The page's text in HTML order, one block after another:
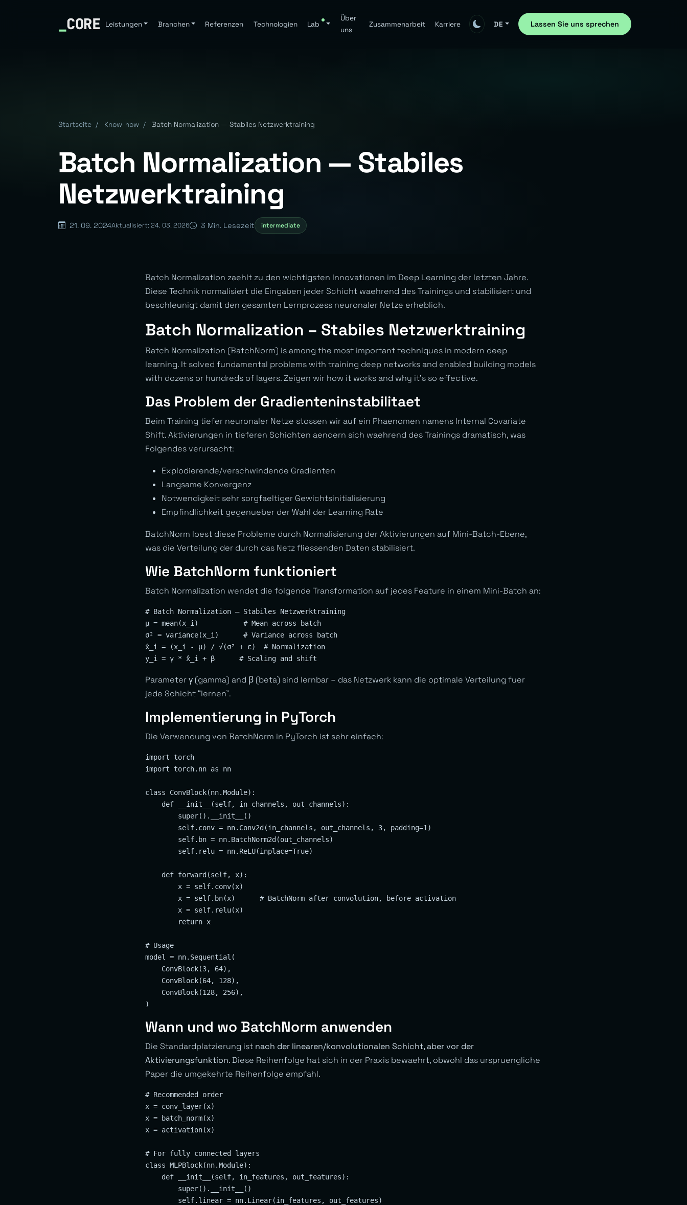
_CORE Leistungen Branchen Referenzen Technologien Lab
Über
uns
Zusammenarbeit Karriere DE Lassen Sie uns sprechen
Startseite / Know-how / Batch Normalization — Stabiles Netzwerktraining
Batch Normalization — Stabiles
Netzwerktraining
21. 09. 2024Aktualisiert: 24. 03. 2026 3 Min. Lesezeit intermediate
Batch Normalization zaehlt zu den wichtigsten Innovationen im Deep Learning der letzten Jahre.
Diese Technik normalisiert die Eingaben jeder Schicht waehrend des Trainings und stabilisiert und
beschleunigt damit den gesamten Lernprozess neuronaler Netze erheblich.
Batch Normalization – Stabiles Netzwerktraining
Batch Normalization (BatchNorm) is among the most important techniques in modern deep
learning. It solved fundamental problems with training deep networks and enabled building models
with dozens or hundreds of layers. Zeigen wir how it works and why it’s so effective.
Das Problem der Gradienteninstabilitaet
Beim Training tiefer neuronaler Netze stossen wir auf ein Phaenomen namens Internal Covariate
Shift. Aktivierungen in tieferen Schichten aendern sich waehrend des Trainings dramatisch, was
Folgendes verursacht:
Explodierende/verschwindende Gradienten
Langsame Konvergenz
Notwendigkeit sehr sorgfaeltiger Gewichtsinitialisierung
Empfindlichkeit gegenueber der Wahl der Learning Rate
BatchNorm loest diese Probleme durch Normalisierung der Aktivierungen auf Mini-Batch-Ebene,
was die Verteilung der durch das Netz fliessenden Daten stabilisiert.
Wie BatchNorm funktioniert
Batch Normalization wendet die folgende Transformation auf jedes Feature in einem Mini-Batch an:
# Batch Normalization — Stabiles Netzwerktraining
μ = mean(x_i)           # Mean across batch
σ² = variance(x_i)      # Variance across batch
x̂_i = (x_i - μ) / √(σ² + ε)  # Normalization
Parameter γ (gamma) and β (beta) sind lernbar – das Netzwerk kann die optimale Verteilung fuer
jede Schicht “lernen”.
Implementierung in PyTorch
Die Verwendung von BatchNorm in PyTorch ist sehr einfach:
import torch
import torch.nn as nn
class ConvBlock(nn.Module):
    def __init__(self, in_channels, out_channels):
        super().__init__()
        self.conv = nn.Conv2d(in_channels, out_channels, 3, padding=1)
        self.bn = nn.BatchNorm2d(out_channels)
        self.relu = nn.ReLU(inplace=True)
    def forward(self, x):
        x = self.conv(x)
        x = self.bn(x)      # BatchNorm after convolution, before activation
        x = self.relu(x)
        return x
# Usage
model = nn.Sequential(
    ConvBlock(3, 64),
    ConvBlock(64, 128),
    ConvBlock(128, 256),
Wann und wo BatchNorm anwenden
Die Standardplatzierung ist nach der linearen/konvolutionalen Schicht, aber vor der
Aktivierungsfunktion. Diese Reihenfolge hat sich in der Praxis bewaehrt, obwohl das urspruengliche
Paper die umgekehrte Reihenfolge empfahl.
# Recommended order
x = conv_layer(x)
x = batch_norm(x)
x = activation(x)
# For fully connected layers
class MLPBlock(nn.Module):
    def __init__(self, in_features, out_features):
        super().__init__()
        self.linear = nn.Linear(in_features, out_features)